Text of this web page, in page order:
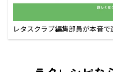
レタスクラブ編集部員が本音